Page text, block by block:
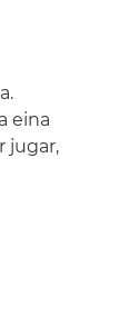
eina
jugar,